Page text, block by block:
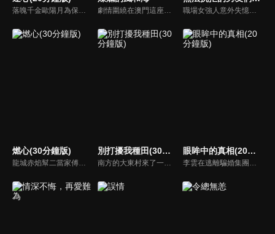
落魄千金歐陽月為保住洋行，查明父親死因，讓處心積慮接觸自己的秦霽風成為了自己的保鏢，對其日漸生情。與自己的青梅竹馬未婚夫梁嘉昊逐漸疏遠，正當兩人要攜手對抗黑暗時，不料真相揭開，兩人站在了對立面，一場虐心三角戀逐漸拉開帷幕... 劇情圍繞在澳門這座摩登繁華與古樸市井交織的城市中的三場奇遇。性格張揚的藝廊策展人陳嘉慧，與來澳門格蘭披治大賽車參賽的車手韓俊豪相遇，開啟了一段速度與激情共存的浪漫愛情的故事。 職場女強人意外失憶後重啟人生，一覺醒來，竟與公司老闆、部門總監、實習生三人同時「戀愛」。通過這甜蜜浪漫、驚險刺激又難以抉擇的感情生活後，最終發現愛情真正的意義。
燃心(30分鐘版) 別打擾我種田(30分鐘版)
南方的大東村來了一位不速之客林現，他是林氏集團百億資產的唯一繼承人，在爺爺強勢壓迫下，家世顯赫的他空降莊家找到自己傳說中門當戶對的未婚妻，決定說服她自願解除婚約。
眼眸中的真相(20分鐘版)